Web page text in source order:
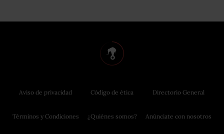
Aviso de privacidad
Términos y Condiciones
Código de ética
¿Quiénes somos?
Directorio General
Anúnciate con nosotros